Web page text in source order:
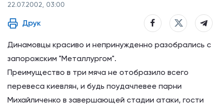
22.07.2002, 03:00
Друк
Динамовцы красиво и непринужденно разобрались с
запорожским "Металлургом".
Преимущество в три мяча не отобразило всего
перевеса киевлян, и будь поудачлевее парни
Михайличенко в завершающей стадии атаки, гости